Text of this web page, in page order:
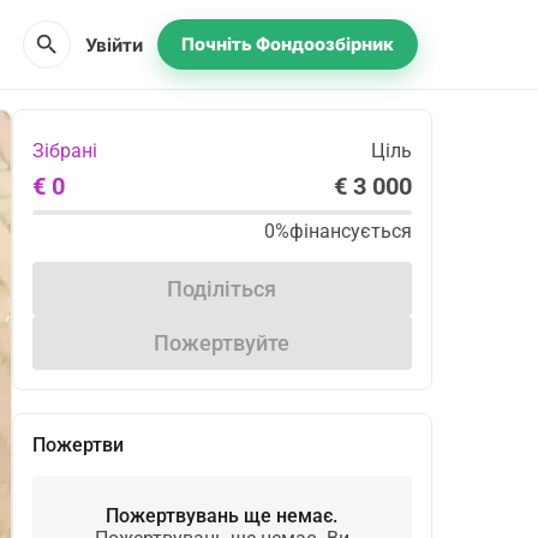
search Увійти Почніть Фондоозбірник
Зібрані Ціль
€ 0 € 3 000
0%фінансується
Поділіться
Пожертвуйте
Пожертви
Пожертвувань ще немає.